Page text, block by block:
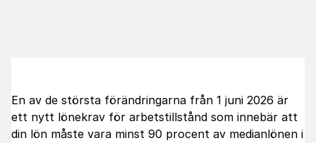
En av de största förändringarna från 1 juni 2026 är
ett nytt lönekrav för arbetstillstånd som innebär att
din lön måste vara minst 90 procent av medianlönen i